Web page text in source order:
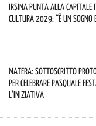
Irsina punta alla Capitale
Cultura 2029: “È un sogno
Matera: sottoscritto
per celebrare Pasquale
L’iniziativa